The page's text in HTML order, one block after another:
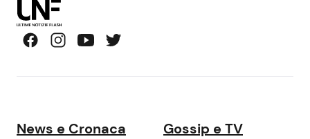
News e Cronaca Gossip e TV